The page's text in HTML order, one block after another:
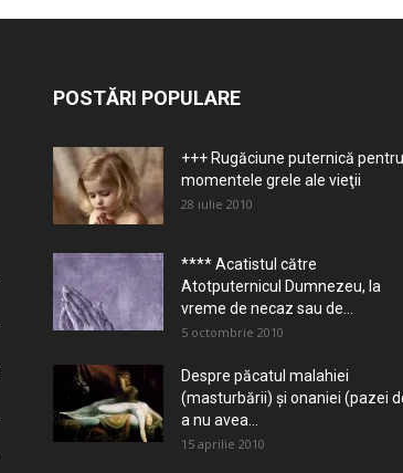
POSTĂRI POPULARE
+++ Rugăciune puternică pentru
momentele grele ale vieţii
28 iulie 2010
**** Acatistul către
Atotputernicul Dumnezeu, la
vreme de necaz sau de...
5 octombrie 2010
Despre păcatul malahiei
(masturbării) şi onaniei (pazei
a nu avea...
15 aprilie 2010